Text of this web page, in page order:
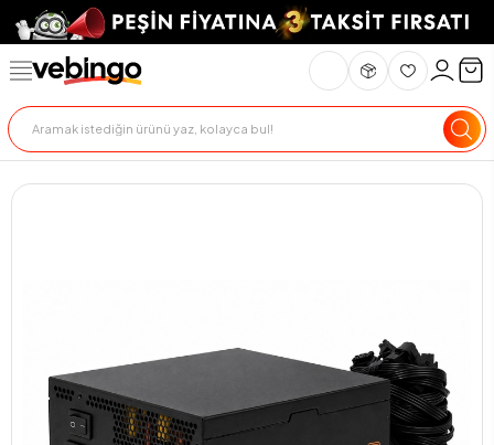
Genel Bakış Ürün Açıklaması Teslimat Ve İade Ödeme